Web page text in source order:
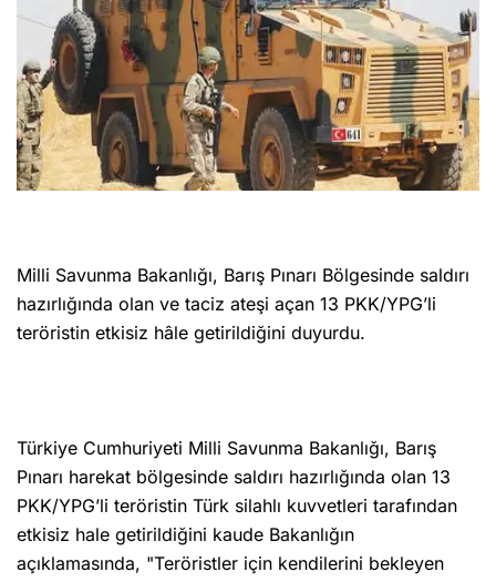
Milli Savunma Bakanlığı, Barış Pınarı Bölgesinde saldırı
hazırlığında olan ve taciz ateşi açan 13 PKK/YPG’li
teröristin etkisiz hâle getirildiğini duyurdu.
Türkiye Cumhuriyeti Milli Savunma Bakanlığı, Barış
Pınarı harekat bölgesinde saldırı hazırlığında olan 13
PKK/YPG’li teröristin Türk silahlı kuvvetleri tarafından
etkisiz hale getirildiğini kaude Bakanlığın
açıklamasında, "Teröristler için kendilerini bekleyen